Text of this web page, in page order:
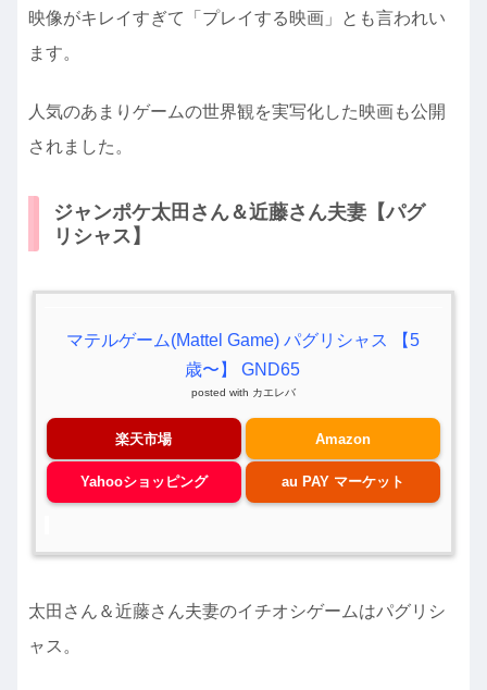
映像がキレイすぎて「プレイする映画」とも言われい
ます。
人気のあまりゲームの世界観を実写化した映画も公開
されました。
ジャンポケ太田さん＆近藤さん夫妻【パグ
リシャス】
マテルゲーム(Mattel Game) パグリシャス 【5
歳〜】 GND65
posted with カエレバ
楽天市場 Amazon
Yahooショッピング au PAY マーケット
太田さん＆近藤さん夫妻のイチオシゲームはパグリシ
ャス。